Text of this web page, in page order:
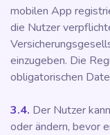
mobilen App
die Nutzer
einzugeben. Die
obligatorischen
3.4. Der Nutzer
oder ändern, bevor